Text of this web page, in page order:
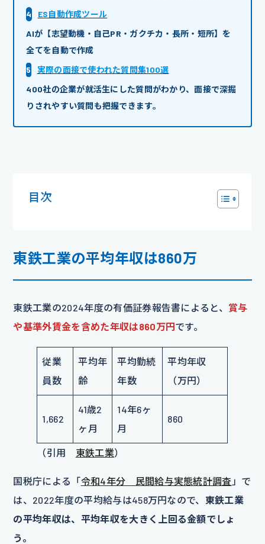
4
ES自動作成ツール
AIが【志望動機・自己PR・ガクチカ・長所・短所】を
全てを自動で作成
5
実際の面接で使われた質問集100選
400社の企業が就活生にした質問がわかり、面接で深掘
りされやすい質問も把握できます。
目次
東鉄工業の平均年収は860万
東鉄工業の2024年度の有価証券報告書によると、 賞与
や基準外賃金を含めた年収は860万円です。
従業
員数
平均年
齢
平均勤続
年数
平均年収
（万円）
1,662
41歳2
ヶ月
14年6ヶ
月
860
（引用 東鉄工業）
国税庁による「令和4年分 民間給与実態統計調査 」で
は、2022年度の平均給与は458万円なので、 東鉄工業
の平均年収は、平均年収を大きく上回る金額でしょ
う。